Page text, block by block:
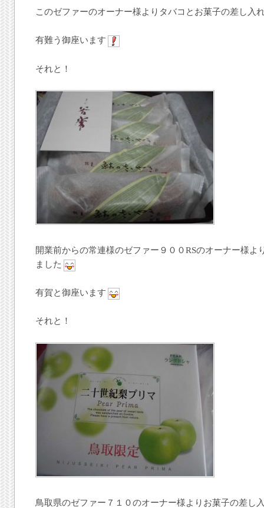
このゼファーのオーナー様よりタバコとお菓子の差し入
有難う御座います
それと！
開業前からの常連様のゼファー９００RSのオーナー様よ
ました
有賀と御座います
それと！
鳥取県のゼファー７１０のオーナー様よりお菓子の差し